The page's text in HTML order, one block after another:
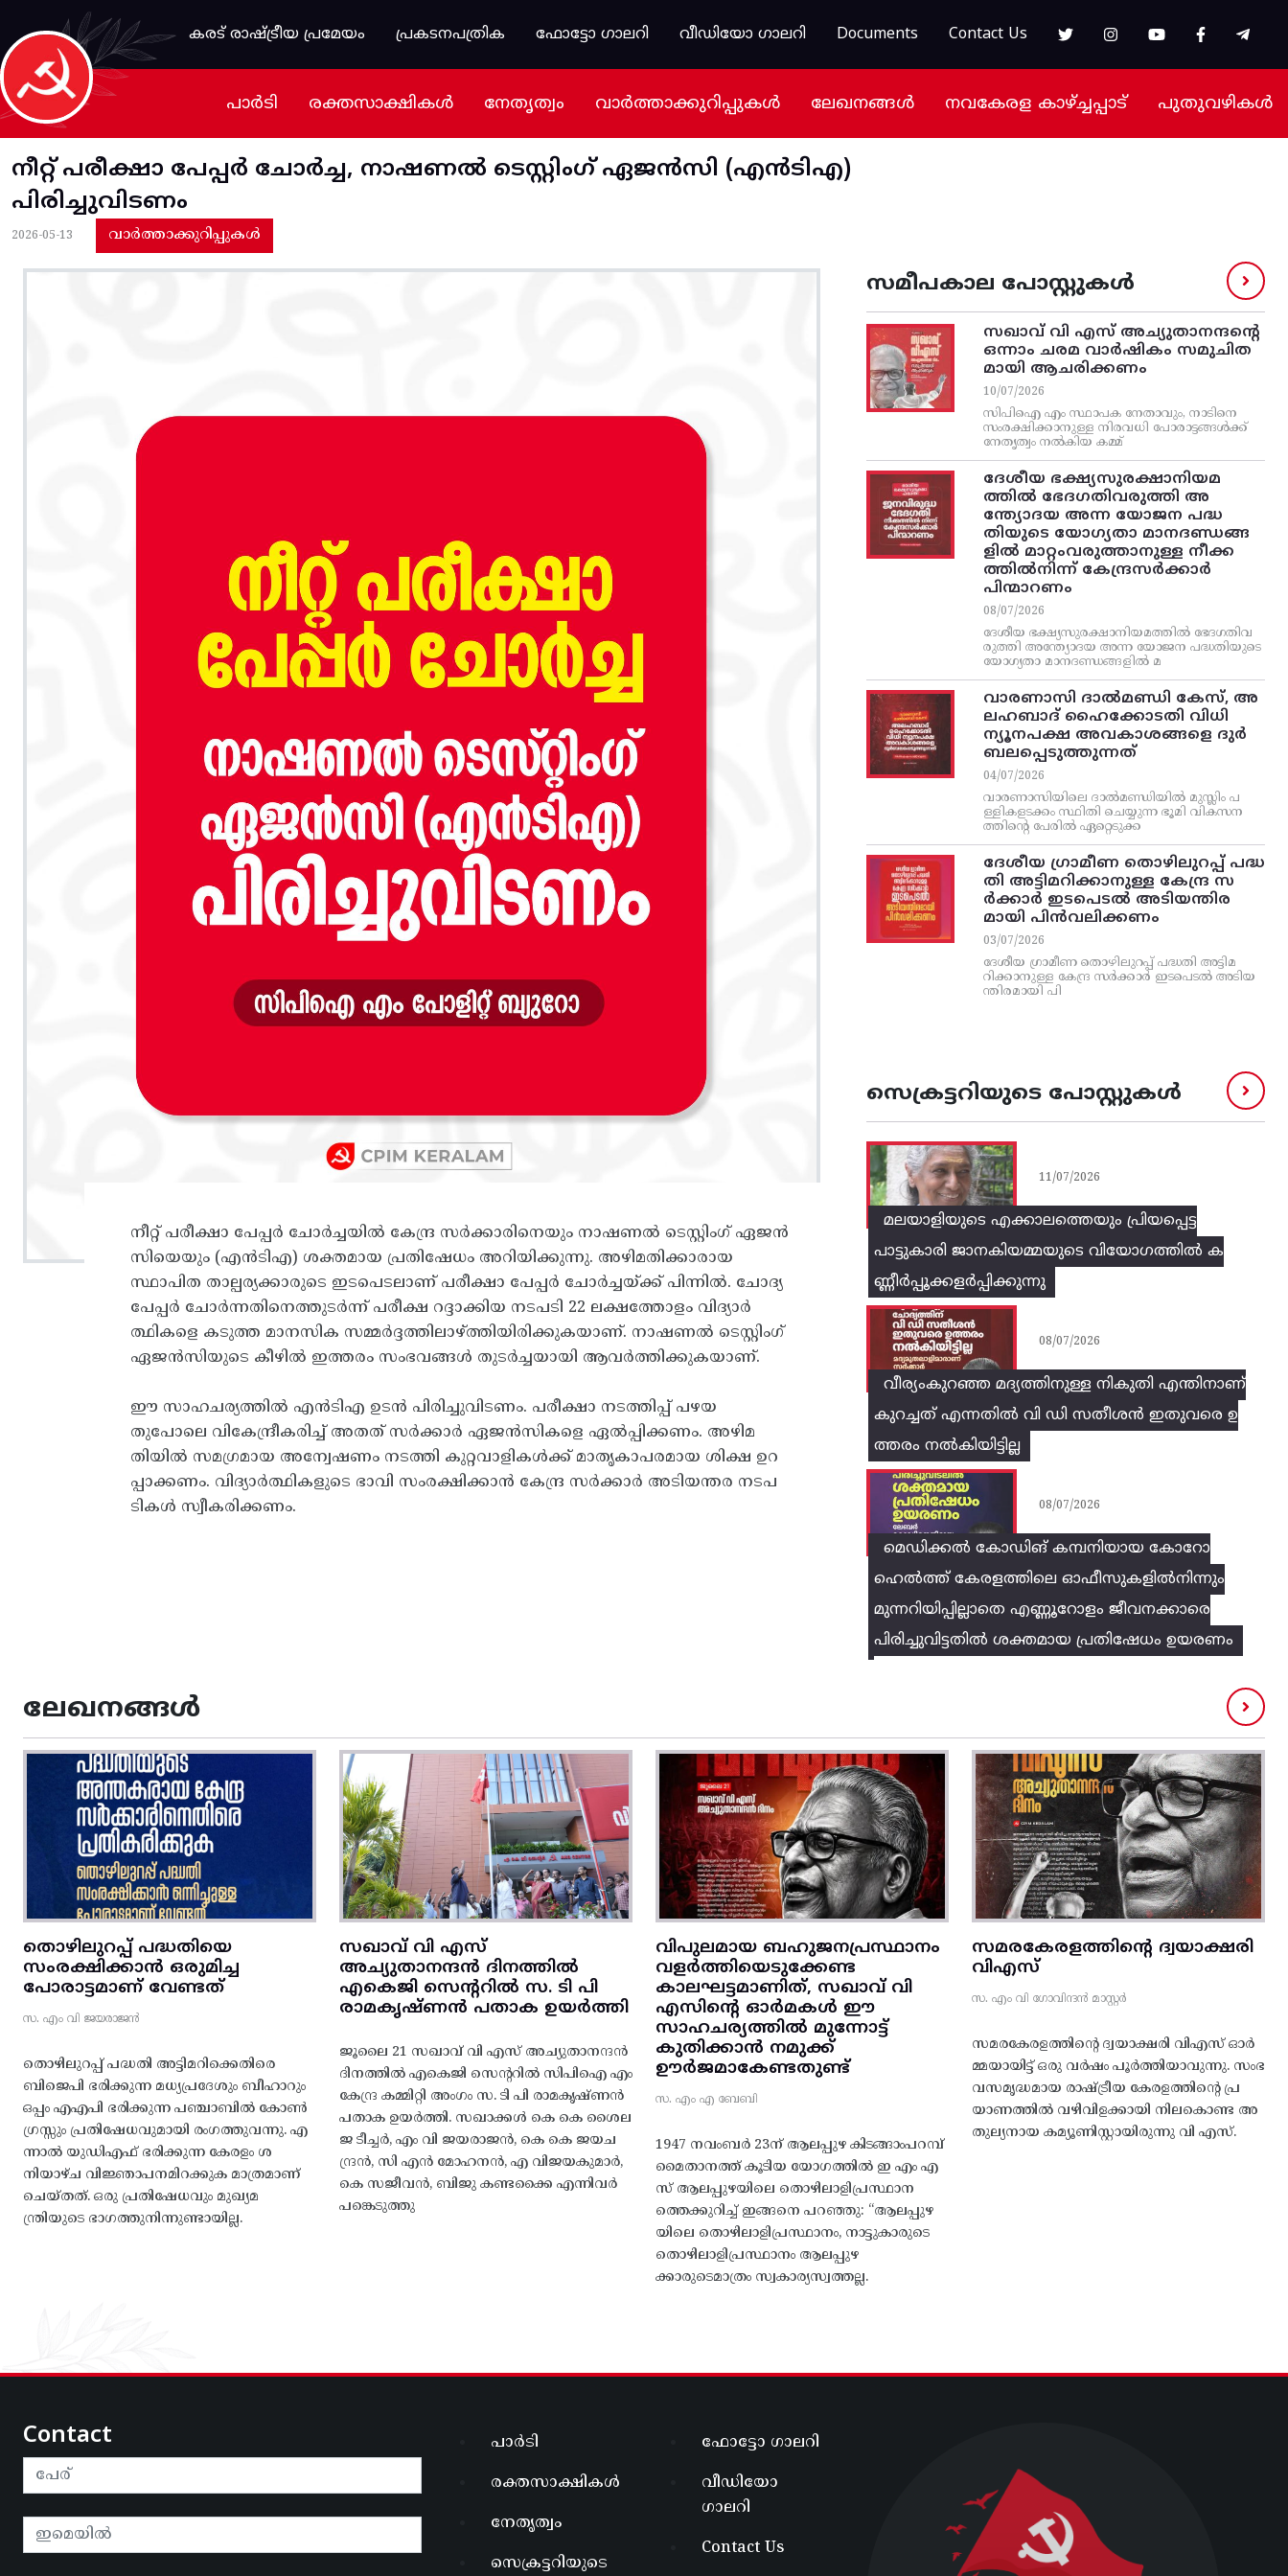
Skip to main content
കരട് രാഷ്ട്രീയ പ്രമേയം
പ്രകടനപത്രിക ഫോട്ടോ ഗാലറി വീഡിയോ ഗാലറി Documents Contact Us
പാർടി രക്തസാക്ഷികൾ നേതൃത്വം വാർത്താക്കുറിപ്പുകൾ ലേഖനങ്ങൾ നവകേരള കാഴ്ച്ചപ്പാട് പുതുവഴികൾ
നീറ്റ് പരീക്ഷാ പേപ്പർ ചോർച്ച, നാഷണൽ ടെസ്റ്റിംഗ് ഏജൻസി (എൻടിഎ)
പിരിച്ചുവിടണം
2026-05-13 വാർത്താക്കുറിപ്പുകൾ
നീറ്റ് പരീക്ഷാ പേപ്പർ ചോർച്ചയിൽ കേന്ദ്ര സർക്കാരിനെയും നാഷണൽ ടെസ്റ്റിംഗ് ഏജൻ
സിയെയും (എൻടിഎ) ശക്തമായ പ്രതിഷേധം അറിയിക്കുന്നു. അഴിമതിക്കാരായ
സ്ഥാപിത താല്പര്യക്കാരുടെ ഇടപെടലാണ് പരീക്ഷാ പേപ്പർ ചോർച്ചയ്ക്ക് പിന്നിൽ. ചോദ്യ
പേപ്പർ ചോർന്നതിനെത്തുടർന്ന് പരീക്ഷ റദ്ദാക്കിയ നടപടി 22 ലക്ഷത്തോളം വിദ്യാർ
ത്ഥികളെ കടുത്ത മാനസിക സമ്മർദ്ദത്തിലാഴ്ത്തിയിരിക്കുകയാണ്. നാഷണൽ ടെസ്റ്റിംഗ്
ഏജൻസിയുടെ കീഴിൽ ഇത്തരം സംഭവങ്ങൾ തുടർച്ചയായി ആവർത്തിക്കുകയാണ്.
ഈ സാഹചര്യത്തിൽ എൻടിഎ ഉടൻ പിരിച്ചുവിടണം. പരീക്ഷാ നടത്തിപ്പ് പഴയ
തുപോലെ വികേന്ദ്രീകരിച്ച് അതത് സർക്കാർ ഏജൻസികളെ ഏൽപ്പിക്കണം. അഴിമ
തിയിൽ സമഗ്രമായ അന്വേഷണം നടത്തി കുറ്റവാളികൾക്ക് മാതൃകാപരമായ ശിക്ഷ ഉറ
പ്പാക്കണം. വിദ്യാർത്ഥികളുടെ ഭാവി സംരക്ഷിക്കാൻ കേന്ദ്ര സർക്കാർ അടിയന്തര നടപ
ടികൾ സ്വീകരിക്കണം.
സമീപകാല പോസ്റ്റുകൾ
സഖാവ് വി എസ്‌ അച്യുതാനന്ദന്റെ
ഒന്നാം ചരമ വാര്‍ഷികം സമുചിത
മായി ആചരിക്കണം
10/07/2026
സിപിഐ എം സ്ഥാപക നേതാവും, നാടിനെ
സംരക്ഷിക്കാനുള്ള നിരവധി പോരാട്ടങ്ങള്‍ക്ക്‌
നേതൃത്വം നല്‍കിയ കമ്മ്
ദേശീയ ഭക്ഷ്യസുരക്ഷാനിയമ
ത്തിൽ ഭേദഗതിവരുത്തി അ
ന്ത്യോദയ അന്ന യോജന പദ്ധ
തിയുടെ യോഗ്യതാ മാനദണ്ഡങ്ങ
ളിൽ മാറ്റംവരുത്താനുള്ള നീക്ക
ത്തിൽനിന്ന്‌ കേന്ദ്രസർക്കാർ
പിന്മാറണം
08/07/2026
ദേശീയ ഭക്ഷ്യസുരക്ഷാനിയമത്തിൽ ഭേദഗതിവ
രുത്തി അന്ത്യോദയ അന്ന യോജന പദ്ധതിയുടെ
യോഗ്യതാ മാനദണ്ഡങ്ങളിൽ മ
വാരണാസി ദാൽമണ്ഡി കേസ്, അ
ലഹബാദ് ഹൈക്കോടതി വിധി
ന്യൂനപക്ഷ അവകാശങ്ങളെ ദുർ
ബലപ്പെടുത്തുന്നത്
04/07/2026
വാരണാസിയിലെ ദാൽമണ്ഡിയിൽ മുസ്ലിം പ
ള്ളികളടക്കം സ്ഥിതി ചെയ്യുന്ന ഭൂമി വികസന
ത്തിന്റെ പേരിൽ ഏറ്റെടുക്ക
ദേശീയ ഗ്രാമീണ തൊഴിലുറപ്പ്‌ പദ്ധ
തി അട്ടിമറിക്കാനുള്ള കേന്ദ്ര സ
ര്‍ക്കാര്‍ ഇടപെടല്‍ അടിയന്തിര
മായി പിന്‍വലിക്കണം
03/07/2026
ദേശീയ ഗ്രാമീണ തൊഴിലുറപ്പ്‌ പദ്ധതി അട്ടിമ
റിക്കാനുള്ള കേന്ദ്ര സര്‍ക്കാര്‍ ഇടപെടല്‍ അടിയ
ന്തിരമായി പി
സെക്രട്ടറിയുടെ പോസ്റ്റുകൾ
മലയാളിയുടെ എക്കാലത്തെയും പ്രിയപ്പെട്ട
പാട്ടുകാരി ജാനകിയമ്മയുടെ വിയോഗത്തിൽ ക
ണ്ണീർപ്പൂക്കളർപ്പിക്കുന്നു
11/07/2026
വീര്യംകുറഞ്ഞ മദ്യത്തിനുള്ള നികുതി എന്തിനാണ്
കുറച്ചത് എന്നതിൽ വി ഡി സതീശൻ ഇതുവരെ ഉ
ത്തരം നൽകിയിട്ടില്ല
08/07/2026
മെഡിക്കൽ കോഡിങ് കമ്പനിയായ കോറോ
ഹെൽത്ത് കേരളത്തിലെ ഓഫീസുകളിൽനിന്നും
മുന്നറിയിപ്പില്ലാതെ എണ്ണൂറോളം ജീവനക്കാരെ
പിരിച്ചുവിട്ടതിൽ‌ ശക്തമായ പ്രതിഷേധം ഉയരണം
08/07/2026
ലേഖനങ്ങൾ
തൊഴിലുറപ്പ് പദ്ധതിയെ
സംരക്ഷിക്കാൻ ഒരുമിച്ച
പോരാട്ടമാണ് വേണ്ടത്
സ. എം വി ജയരാജൻ
തൊഴിലുറപ്പ് പദ്ധതി അട്ടിമറിക്കെതിരെ
ബിജെപി ഭരിക്കുന്ന മധ്യപ്രദേശും ബീഹാറും
ഒപ്പം എഎപി ഭരിക്കുന്ന പഞ്ചാബിൽ കോൺ
ഗ്രസ്സും പ്രതിഷേധവുമായി രംഗത്തുവന്നു. എ
ന്നാൽ യുഡിഎഫ് ഭരിക്കുന്ന കേരളം ശ
നിയാഴ്ച വിജ്ഞാപനമിറക്കുക മാത്രമാണ്
ചെയ്തത്. ഒരു പ്രതിഷേധവും മുഖ്യമ
ന്ത്രിയുടെ ഭാഗത്തുനിന്നുണ്ടായില്ല.
സഖാവ് വി എസ്
അച്യുതാനന്ദൻ ദിനത്തിൽ
എകെജി സെന്ററിൽ സ. ടി പി
രാമകൃഷ്‌ണൻ പതാക ഉയർത്തി
ജൂലൈ 21 സഖാവ് വി എസ് അച്യുതാനന്ദൻ
ദിനത്തിൽ എകെജി സെന്ററിൽ സിപിഐ എം
കേന്ദ്ര കമ്മിറ്റി അംഗം സ. ടി പി രാമകൃഷ്‌ണൻ
പതാക ഉയർത്തി. സഖാക്കൾ കെ കെ ശൈല
ജ ടീച്ചർ, എം വി ജയരാജൻ, കെ കെ ജയച
ന്ദ്രൻ, സി എൻ മോഹനൻ, എ വിജയകുമാർ,
കെ സജീവൻ, ബിജു കണ്ടക്കൈ എന്നിവർ
പങ്കെടുത്തു
വിപുലമായ ബഹുജനപ്രസ്ഥാനം
വളർത്തിയെടുക്കേണ്ട
കാലഘട്ടമാണിത്, സഖാവ് വി
എസിന്റെ ഓർമകൾ ഈ
സാഹചര്യത്തിൽ മുന്നോട്ട്‌
കുതിക്കാൻ നമുക്ക്
ഊർജമാകേണ്ടതുണ്ട്
സ. എം എ ബേബി
1947 നവംബർ 23ന് ആലപ്പുഴ കിടങ്ങാംപറമ്പ്‌
മൈതാനത്ത്‌ കൂടിയ യോഗത്തിൽ ഇ എം എ
സ് ആലപ്പുഴയിലെ തൊഴിലാളിപ്രസ്ഥാന
ത്തെക്കുറിച്ച് ഇങ്ങനെ പറഞ്ഞു: “ആലപ്പുഴ
യിലെ തൊഴിലാളിപ്രസ്ഥാനം, നാട്ടുകാരുടെ
തൊഴിലാളിപ്രസ്ഥാനം ആലപ്പുഴ
ക്കാരുടെമാത്രം സ്വകാര്യസ്വത്തല്ല.
സമരകേരളത്തിൻ്റെ ദ്വയാക്ഷരി
വിഎസ്
സ. എം വി ഗോവിന്ദൻ മാസ്റ്റർ
സമരകേരളത്തിൻ്റെ ദ്വയാക്ഷരി വിഎസ് ഓർ
മ്മയായിട്ട് ഒരു വർഷം പൂർത്തിയാവുന്നു. സംഭ
വസമൃദ്ധമായ രാഷ്ട്രീയ കേരളത്തിന്റെ പ്ര
യാണത്തിൽ വഴിവിളക്കായി നിലകൊണ്ട അ
തുല്യനായ കമ്യൂണിസ്റ്റായിരുന്നു വി എസ്.
Contact പാർടി
രക്തസാക്ഷികൾ
നേതൃത്വം
സെക്രട്ടറിയുടെ
ഫോട്ടോ ഗാലറി
വീഡിയോ
ഗാലറി
Contact Us